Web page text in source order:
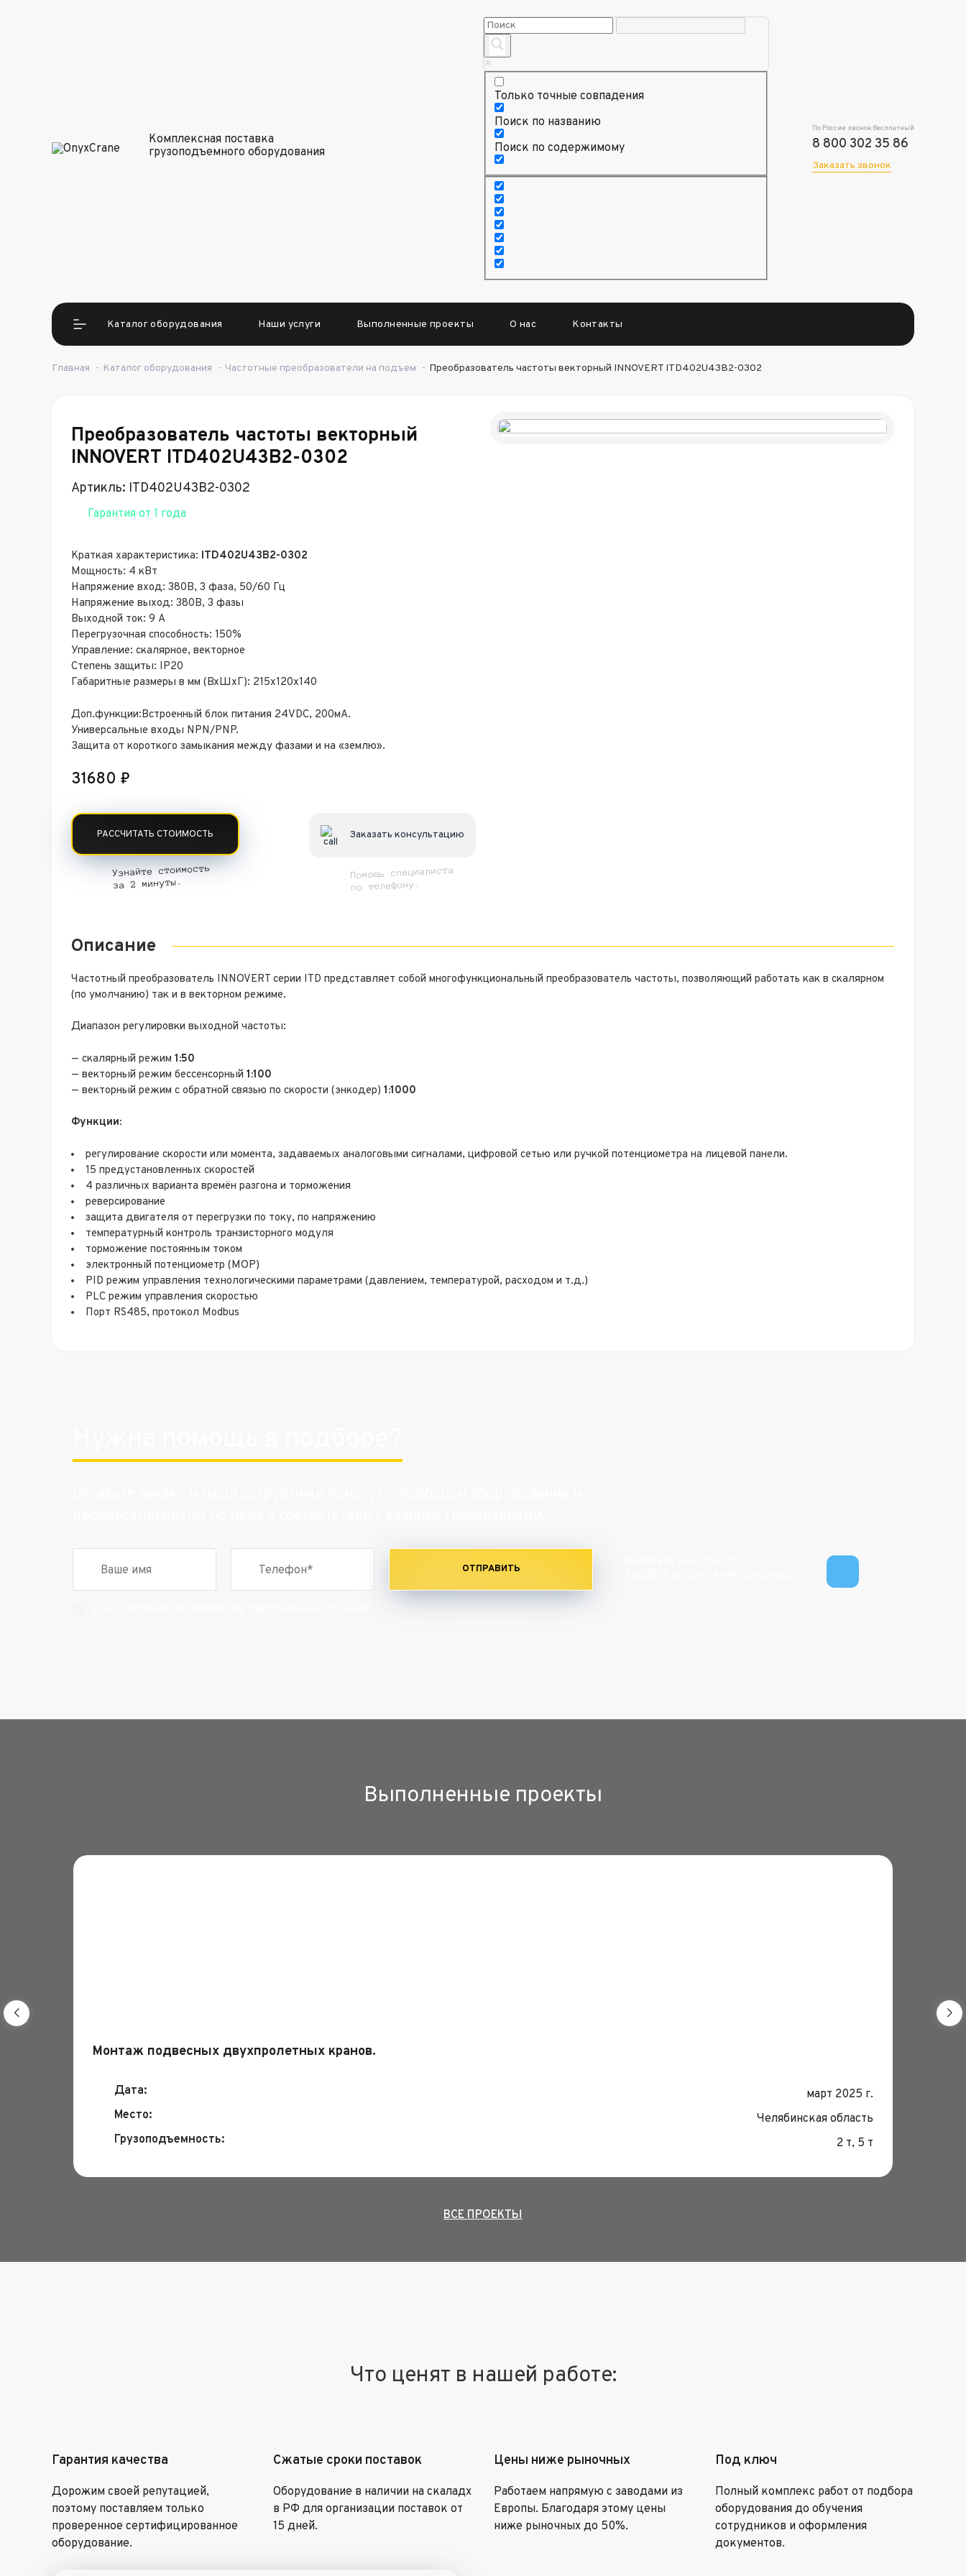
Комплексная поставка
грузоподъемного оборудования
Только точные совпадения
Поиск по названию
Поиск по содержимому
По России звонок бесплатный
8 800 302 35 86
Заказать звонок
Каталог оборудования Наши услуги Выполненные проекты О нас Контакты
Главная - Каталог оборудования - Частотные преобразователи на подъем - Преобразователь частоты векторный INNOVERT ITD402U43B2-0302
Преобразователь частоты векторный
INNOVERT ITD402U43B2-0302
Артикль: ITD402U43B2-0302
Гарантия от 1 года
Краткая характеристика: ITD402U43B2-0302
Мощность: 4 кВт
Напряжение вход: 380В, 3 фаза, 50/60 Гц
Напряжение выход: 380В, 3 фазы
Выходной ток: 9 А
Перегрузочная способность: 150%
Управление: скалярное, векторное
Степень защиты: IP20
Габаритные размеры в мм (ВхШхГ): 215х120х140
Доп.функции:Встроенный блок питания 24VDC, 200мА.
Универсальные входы NPN/PNP.
Защита от короткого замыкания между фазами и на «землю».
31680 ₽
РАССЧИТАТЬ СТОИМОСТЬ
Узнайте стоимость
за 2 минуты.
Заказать консультацию
Помощь специалиста
по телефону.
Описание
Частотный преобразователь INNOVERT серии ITD представляет собой многофункциональный преобразователь частоты, позволяющий работать как в скалярном
(по умолчанию) так и в векторном режиме.
Диапазон регулировки выходной частоты:
— скалярный режим 1:50
— векторный режим бессенсорный 1:100
— векторный режим с обратной связью по скорости (энкодер) 1:1000
Функции:
регулирование скорости или момента, задаваемых аналоговыми сигналами, цифровой сетью или ручкой потенциометра на лицевой панели.
15 предустановленных скоростей
4 различных варианта времён разгона и торможения
реверсирование
защита двигателя от перегрузки по току, по напряжению
температурный контроль транзисторного модуля
торможение постоянным током
электронный потенциометр (MOP)
PID режим управления технологическими параметрами (давлением, температурой, расходом и т.д.)
PLC режим управления скоростью
Порт RS485, протокол Modbus
ОТПРАВИТЬ
Выполненные проекты
Монтаж подвесных двухпролетных кранов.
Дата:
март 2025 г.
Место:
Челябинская область
Грузоподъемность:
2 т, 5 т
ВСЕ ПРОЕКТЫ
Что ценят в нашей работе:
Гарантия качества
Дорожим своей репутацией,
поэтому поставляем только
проверенное сертифицированное
оборудование.
Сжатые сроки поставок
Оборудование в наличии на скаладх
в РФ для организации поставок от
15 дней.
Цены ниже рыночных
Работаем напрямую с заводами из
Европы. Благодаря этому цены
ниже рыночных до 50%.
Под ключ
Полный комплекс работ от подбора
оборудования до обучения
сотрудников и оформления
документов.